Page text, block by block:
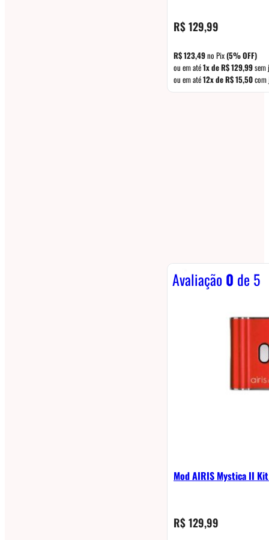
R$129,99
R$123,49no Pix(5% OFF)
ou em até1x deR$129,99sem
ou em até12x deR$15,50com
Avaliação0 de 5
Mod AIRIS Mystica II
R$129,99